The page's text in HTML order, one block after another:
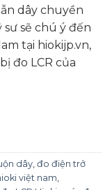
dây chuyền
sẽ chú ý đến
tại hiokijp.vn,
đo LCR của
dây, đo điện trở
việt nam,